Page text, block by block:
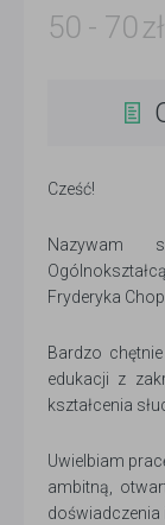
50 - 70 zł
Cześć!
Nazywam
Fryderyka
Bardzo
edukacji z
kształcenia
Uwielbiam
ambitną,